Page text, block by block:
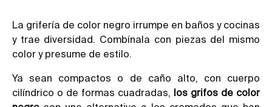
La grifería de color negro irrumpe en baños y cocinas
y trae diversidad. Combínala con piezas del mismo
color y presume de estilo.
Ya sean compactos o de caño alto, con cuerpo
cilíndrico o de formas cuadradas, los grifos de color